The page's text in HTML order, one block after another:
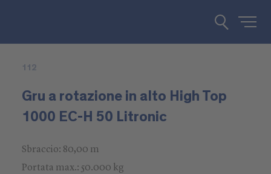
112
Gru a rotazione in alto High Top
1000 EC-H 50 Litronic
Sbraccio: 80,00 m
Portata max.: 50.000 kg